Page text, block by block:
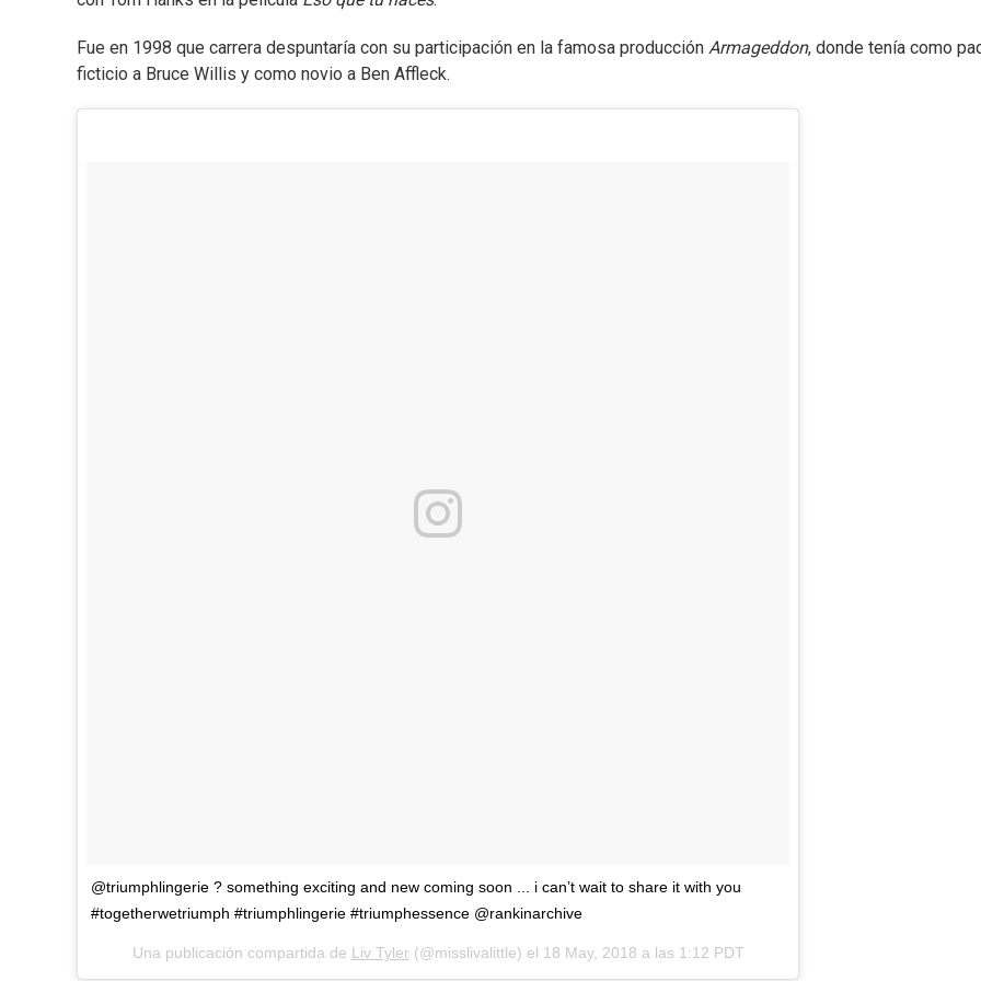
Fue en 1998 que carrera despuntaría con su participación en la famosa producción Armageddon, donde tenía como
ficticio a Bruce Willis y como novio a Ben Affleck.
@triumphlingerie ? something exciting and new coming soon ... i can’t wait to share it with you
#togetherwetriumph #triumphlingerie #triumphessence @rankinarchive
Una publicación compartida de Liv Tyler (@misslivalittle) el 18 May, 2018 a las 1:12 PDT